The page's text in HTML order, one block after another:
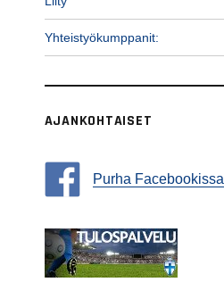
Yhteistyökumppanit:
AJANKOHTAISET
Purha Facebookissa